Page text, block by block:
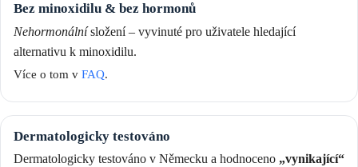
Bez minoxidilu & bez hormonů
Nehormonálnísložení – vyvinuté pro uživatele hledající
alternativu k minoxidilu.
Více o tom v FAQ.
Dermatologicky testováno
Dermatologicky testováno v Německu a hodnoceno „vynikající“